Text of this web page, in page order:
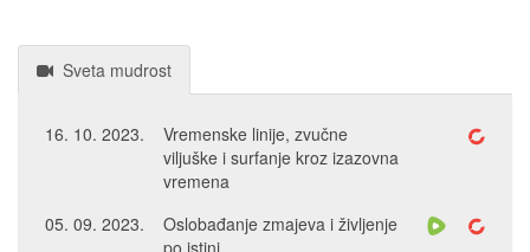
Sveta mudrost
16. 10. 2023.
Vremenske linije, zvučne
viljuške i surfanje kroz izazovna
vremena
05. 09. 2023.
Oslobađanje zmajeva i življenje
po istini